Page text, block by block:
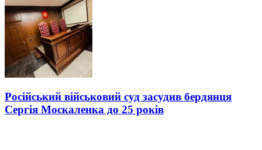
Російський військовий суд засудив бердянця
Сергія Москаленка до 25 років